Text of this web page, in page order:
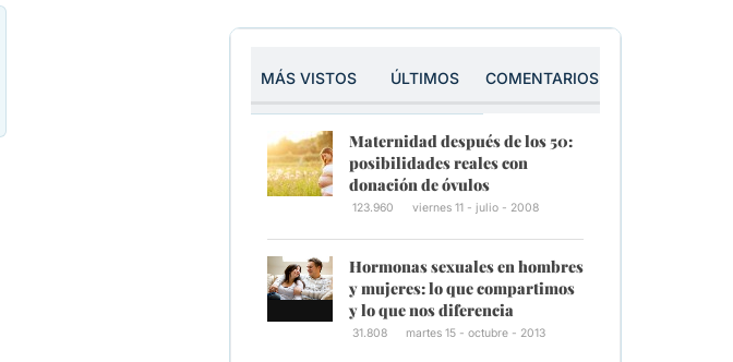
MÁS VISTOS ÚLTIMOS COMENTARIOS
Maternidad después de los 50:
posibilidades reales con
donación de óvulos
123.960 viernes 11 - julio - 2008
Hormonas sexuales en hombres
y mujeres: lo que compartimos
y lo que nos diferencia
31.808 martes 15 - octubre - 2013